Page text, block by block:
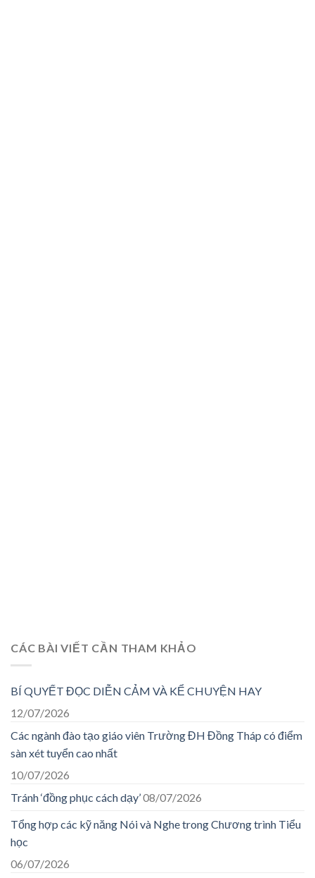
CÁC BÀI VIẾT CẦN THAM KHẢO
BÍ QUYẾT ĐỌC DIỄN CẢM VÀ KỂ CHUYỆN HAY
12/07/2026
Các ngành đào tạo giáo viên Trường ĐH Đồng Tháp có điểm
sàn xét tuyển cao nhất
10/07/2026
Tránh ‘đồng phục cách dạy’08/07/2026
Tổng hợp các kỹ năng Nói và Nghe trong Chương trình Tiểu
học
06/07/2026